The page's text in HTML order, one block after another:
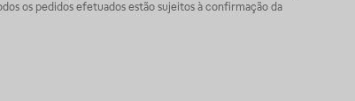
os pedidos efetuados estão sujeitos à confirmação da